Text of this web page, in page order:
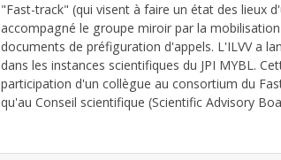
"Fast-track" (qui visent à faire un état des lieux
accompagné le groupe miroir par la
documents de préfiguration d'appels. L'ILVV a
dans les instances scientifiques du JPI MYBL.
participation d'un collègue au consortium du
qu'au Conseil scientifique (Scientific Advisory